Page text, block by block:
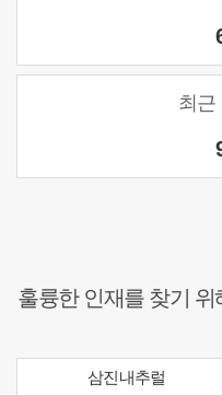
최근
훌륭한 인재를 찾기
삼진내추럴